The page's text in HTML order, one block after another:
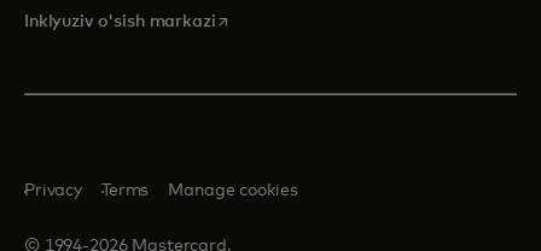
Inklyuziv o'sish markaziopens in a new tab
© 1994-2026 Mastercard.
Privacy Terms Manage cookies